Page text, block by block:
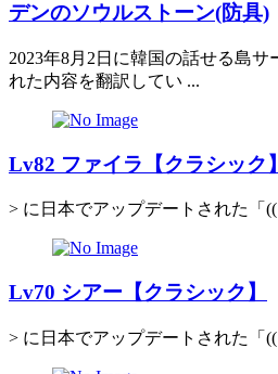
デンのソウルストーン(防具)
2023年8月2日に韓国の話せる島
れた内容を翻訳してい ...
Lv82 ファイラ【クラシック】
> に日本でアップデートされた「((
Lv70 シアー【クラシック】
> に日本でアップデートされた「((